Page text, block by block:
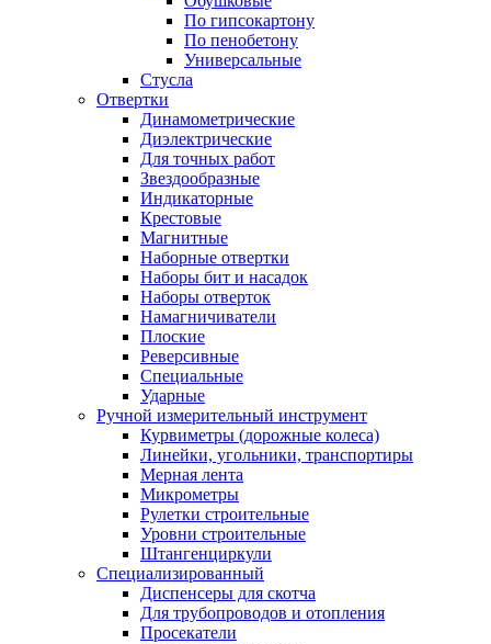
По гипсокартону
По пенобетону
Универсальные
Стусла
Отвертки
Динамометрические
Диэлектрические
Для точных работ
Звездообразные
Индикаторные
Крестовые
Магнитные
Наборные отвертки
Наборы бит и насадок
Наборы отверток
Намагничиватели
Плоские
Реверсивные
Специальные
Ударные
Ручной измерительный инструмент
Курвиметры (дорожные колеса)
Линейки, угольники, транспортиры
Мерная лента
Микрометры
Рулетки строительные
Уровни строительные
Штангенциркули
Специализированный
Диспенсеры для скотча
Для трубопроводов и отопления
Просекатели